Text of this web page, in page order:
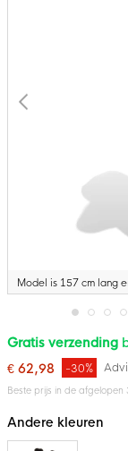
Model is 157 cm lang
Ga
naar
begin
van
afbeeldingen-
gallerij
Gratis verzending
€ 62,98
-30%
Beste prijs in de afgelopen
Andere kleuren